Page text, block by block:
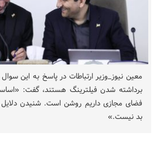
معین نیوز_وزیر ارتباطات در پاسخ به این
برداشته شدن فیلترینگ هستند، گفت:
فضای مجازی داریم روشن است. شنیدن
بد نیست.»